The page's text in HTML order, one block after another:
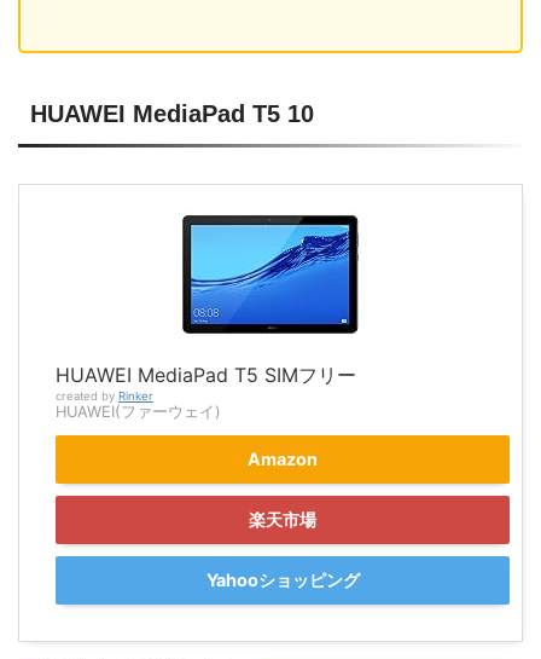
HUAWEI MediaPad T5 10
HUAWEI MediaPad T5 SIMフリー
created by Rinker
HUAWEI(ファーウェイ)
Amazon
楽天市場
Yahooショッピング